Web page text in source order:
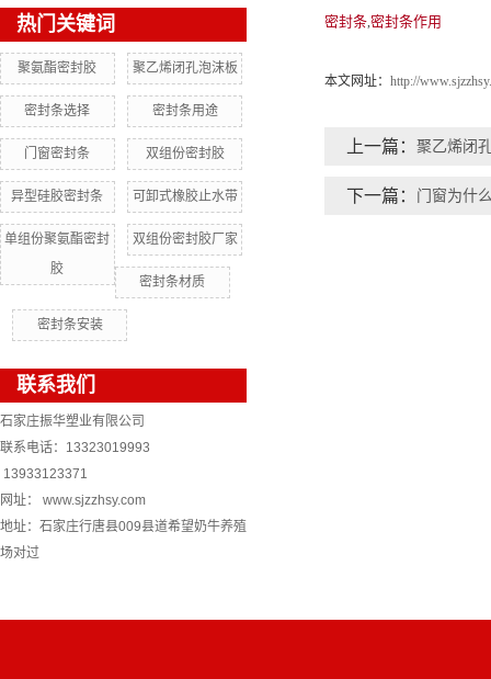
热门关键词
聚氨酯密封胶 聚乙烯闭孔泡沫板
密封条选择 密封条用途
门窗密封条 双组份密封胶
异型硅胶密封条 可卸式橡胶止水带
单组份聚氨酯密封
胶
双组份密封胶厂家
密封条材质
密封条安装
联系我们
石家庄振华塑业有限公司
联系电话：13323019993
13933123371
网址： www.sjzzhsy.com
地址：石家庄行唐县009县道希望奶牛养殖
场对过
密封条,密封条作用
本文网址： http://
上一篇： 聚乙烯闭
下一篇： 门窗为什